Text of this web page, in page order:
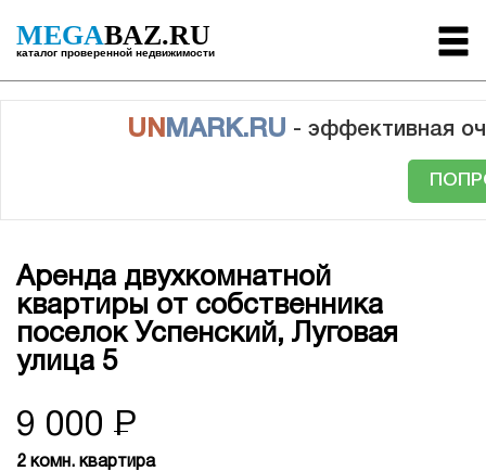
MEGABAZ.RU
каталог проверенной недвижимости
UN MARK.RU - эффективная
Аренда двухкомнатной
квартиры от собственника
поселок Успенский, Луговая
улица 5
9 000 Р
2 комн. квартира